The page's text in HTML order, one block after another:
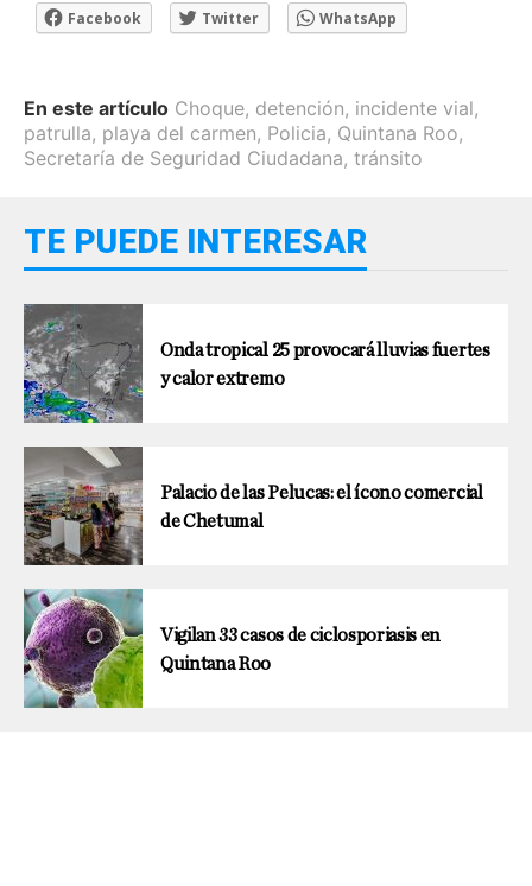
Facebook Twitter WhatsApp
En este artículo Choque, detención, incidente vial,
patrulla, playa del carmen, Policia, Quintana Roo,
Secretaría de Seguridad Ciudadana, tránsito
TE PUEDE INTERESAR
Onda tropical 25 provocará lluvias fuertes
y calor extremo
Palacio de las Pelucas: el ícono comercial
de Chetumal
Vigilan 33 casos de ciclosporiasis en
Quintana Roo